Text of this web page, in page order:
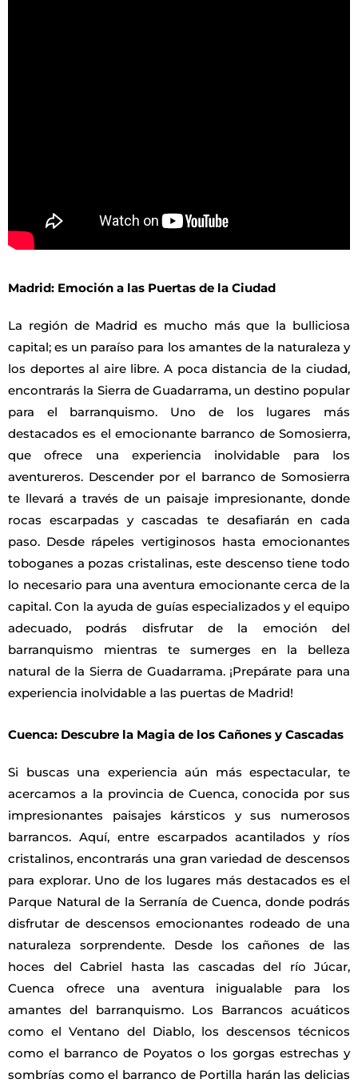
Madrid: Emoción a las Puertas de la Ciudad
La región de Madrid es mucho más que la bulliciosa
capital; es un paraíso para los amantes de la naturaleza y
los deportes al aire libre. A poca distancia de la ciudad,
encontrarás la Sierra de Guadarrama, un destino popular
para el barranquismo. Uno de los lugares más
destacados es el emocionante barranco de Somosierra,
que ofrece una experiencia inolvidable para los
aventureros. Descender por el barranco de Somosierra
te llevará a través de un paisaje impresionante, donde
rocas escarpadas y cascadas te desafiarán en cada
paso. Desde rápeles vertiginosos hasta emocionantes
toboganes a pozas cristalinas, este descenso tiene todo
lo necesario para una aventura emocionante cerca de la
capital. Con la ayuda de guías especializados y el equipo
adecuado, podrás disfrutar de la emoción del
barranquismo mientras te sumerges en la belleza
natural de la Sierra de Guadarrama. ¡Prepárate para una
experiencia inolvidable a las puertas de Madrid!
Cuenca: Descubre la Magia de los Cañones y Cascadas
Si buscas una experiencia aún más espectacular, te
acercamos a la provincia de Cuenca, conocida por sus
impresionantes paisajes kársticos y sus numerosos
barrancos. Aquí, entre escarpados acantilados y ríos
cristalinos, encontrarás una gran variedad de descensos
para explorar. Uno de los lugares más destacados es el
Parque Natural de la Serranía de Cuenca, donde podrás
disfrutar de descensos emocionantes rodeado de una
naturaleza sorprendente. Desde los cañones de las
hoces del Cabriel hasta las cascadas del río Júcar,
Cuenca ofrece una aventura inigualable para los
amantes del barranquismo. Los Barrancos acuáticos
como el Ventano del Diablo, los descensos técnicos
como el barranco de Poyatos o los gorgas estrechas y
sombrías como el barranco de Portilla harán las delicias